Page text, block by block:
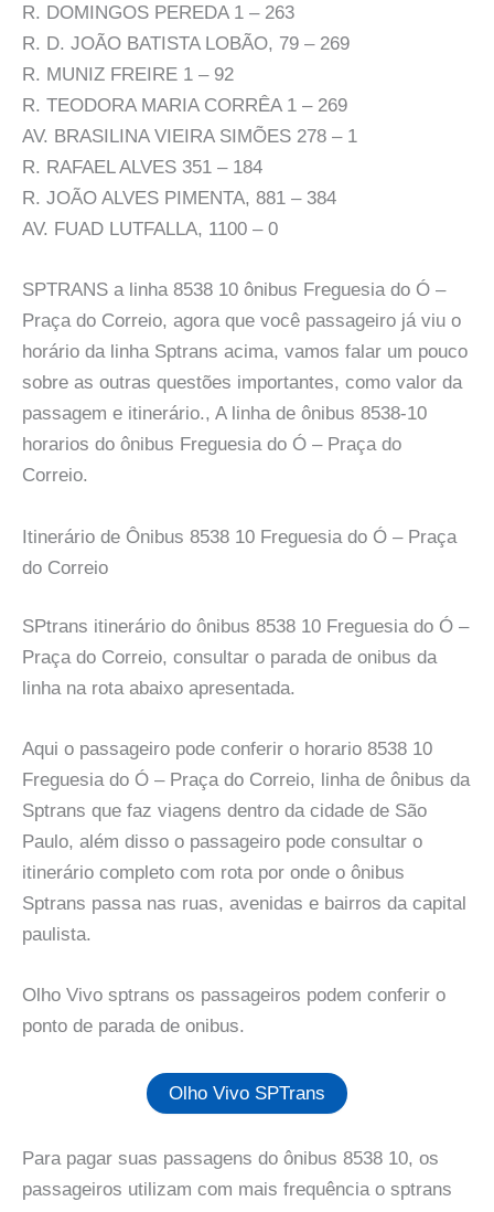
R. DOMINGOS PEREDA 1 – 263
R. D. JOÃO BATISTA LOBÃO, 79 – 269
R. MUNIZ FREIRE 1 – 92
R. TEODORA MARIA CORRÊA 1 – 269
AV. BRASILINA VIEIRA SIMÕES 278 – 1
R. RAFAEL ALVES 351 – 184
R. JOÃO ALVES PIMENTA, 881 – 384
AV. FUAD LUTFALLA, 1100 – 0
SPTRANS a linha 8538 10 ônibus Freguesia do Ó –
Praça do Correio, agora que você passageiro já viu o
horário da linha Sptrans acima, vamos falar um pouco
sobre as outras questões importantes, como valor da
passagem e itinerário., A linha de ônibus 8538-10
horarios do ônibus Freguesia do Ó – Praça do
Correio.
Itinerário de Ônibus 8538 10 Freguesia do Ó – Praça
do Correio
SPtrans itinerário do ônibus 8538 10 Freguesia do Ó –
Praça do Correio, consultar o parada de onibus da
linha na rota abaixo apresentada.
Aqui o passageiro pode conferir o horario 8538 10
Freguesia do Ó – Praça do Correio, linha de ônibus da
Sptrans que faz viagens dentro da cidade de São
Paulo, além disso o passageiro pode consultar o
itinerário completo com rota por onde o ônibus
Sptrans passa nas ruas, avenidas e bairros da capital
paulista.
Olho Vivo sptrans os passageiros podem conferir o
ponto de parada de onibus.
Olho Vivo SPTrans
Para pagar suas passagens do ônibus 8538 10, os
passageiros utilizam com mais frequência o sptrans